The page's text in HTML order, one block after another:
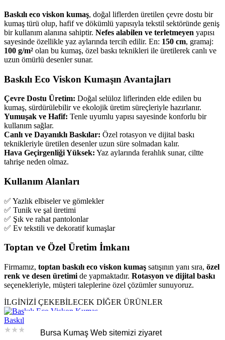
Bursa Kumaş Web sitemizi ziyaret
Baskılı eco viskon kumaş, doğal liflerden üretilen çevre dostu bir
kumaş türü olup, hafif ve dökümlü yapısıyla tekstil sektöründe geniş
bir kullanım alanına sahiptir. Nefes alabilen ve terletmeyen yapısı
sayesinde özellikle yaz aylarında tercih edilir. En: 150 cm, gramaj:
100 g/m² olan bu kumaş, özel baskı teknikleri ile üretilerek canlı ve
uzun ömürlü desenler sunar.
Baskılı Eco Viskon Kumaşın Avantajları
Çevre Dostu Üretim: Doğal selüloz liflerinden elde edilen bu
kumaş, sürdürülebilir ve ekolojik üretim süreçleriyle hazırlanır.
Yumuşak ve Hafif: Tenle uyumlu yapısı sayesinde konforlu bir
kullanım sağlar.
Canlı ve Dayanıklı Baskılar: Özel rotasyon ve dijital baskı
teknikleriyle üretilen desenler uzun süre solmadan kalır.
Hava Geçirgenliği Yüksek: Yaz aylarında ferahlık sunar, ciltte
tahrişe neden olmaz.
Kullanım Alanları
✅ Yazlık elbiseler ve gömlekler
✅ Tunik ve şal üretimi
✅ Şık ve rahat pantolonlar
✅ Ev tekstili ve dekoratif kumaşlar
Toptan ve Özel Üretim İmkanı
Firmamız, toptan baskılı eco viskon kumaş satışının yanı sıra, özel
renk ve desen üretimi de yapmaktadır. Rotasyon ve dijital baskı
seçenekleriyle, müşteri taleplerine özel çözümler sunuyoruz.
İLGİNİZİ ÇEKEBİLECEK DİĞER ÜRÜNLER
Baskılı Eco Viskon Kumaş
★★★